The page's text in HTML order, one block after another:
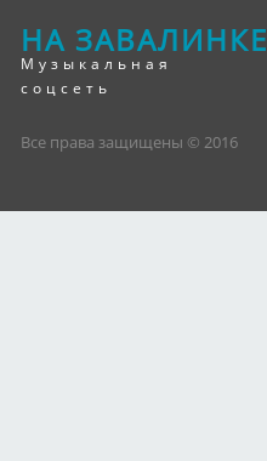
НА ЗАВАЛИНКЕ
Музыкальная
соцсеть
Все права защищены © 2016